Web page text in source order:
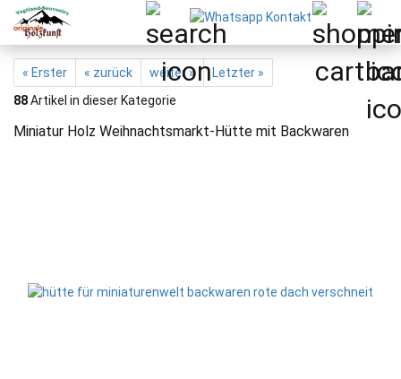
« Erster « zurück weiter »
Letzter »
88Artikel in dieser Kategorie
Miniatur Holz Weihnachtsmarkt-Hütte mit Backwaren